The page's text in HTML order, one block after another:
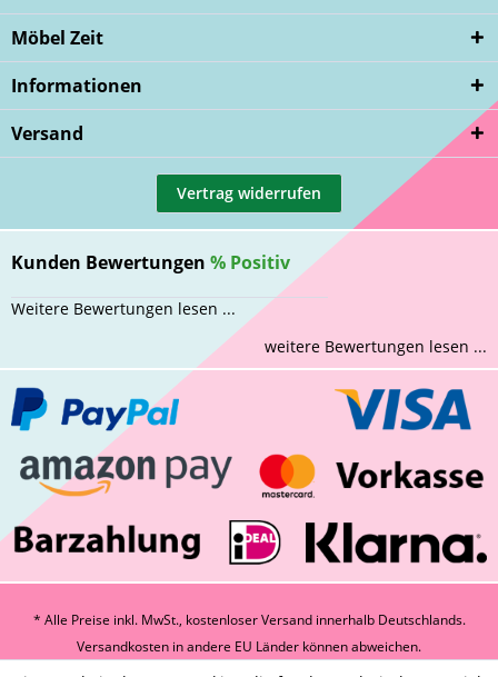
Möbel Zeit
Informationen
Versand
Vertrag widerrufen
Kunden Bewertungen % Positiv
Weitere Bewertungen lesen ...
weitere Bewertungen lesen ...
* Alle Preise inkl. MwSt., kostenloser Versand innerhalb Deutschlands.
Versandkosten in andere EU Länder können abweichen.